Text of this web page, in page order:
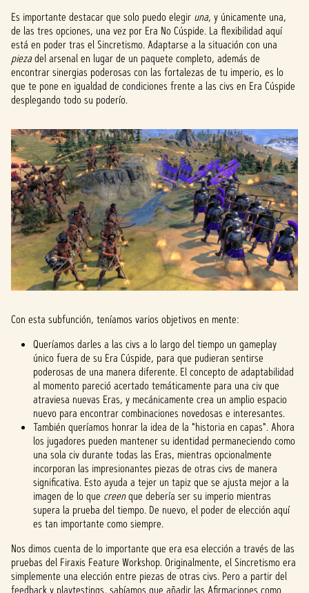
Es importante destacar que solo puedo elegir una, y únicamente una,
de las tres opciones, una vez por Era No Cúspide. La flexibilidad aquí
está en poder tras el Sincretismo. Adaptarse a la situación con una
piezadel arsenal en lugar de un paquete completo, además de
encontrar sinergias poderosas con las fortalezas de tu imperio, es lo
que te pone en igualdad de condiciones frente a las civs en Era Cúspide
desplegando todo su poderío.
Con esta subfunción, teníamos varios objetivos en mente:
Queríamos darles a las civs a lo largo del tiempo un gameplay
único fuera de su Era Cúspide, para que pudieran sentirse
poderosas de una manera diferente. El concepto de adaptabilidad
al momento pareció acertado temáticamente para una civ que
atraviesa nuevas Eras, y mecánicamente crea un amplio espacio
nuevo para encontrar combinaciones novedosas e interesantes.
También queríamos honrar la idea de la "historia en capas". Ahora
los jugadores pueden mantener su identidad permaneciendo como
una sola civ durante todas las Eras, mientras opcionalmente
incorporan las impresionantes piezas de otras civs de manera
significativa. Esto ayuda a tejer un tapiz que se ajusta mejor a la
imagen de lo que creenque debería ser su imperio mientras
supera la prueba del tiempo. De nuevo, el poder de elección aquí
es tan importante como siempre.
Nos dimos cuenta de lo importante que era esa elección a través de las
pruebas del Firaxis Feature Workshop. Originalmente, el Sincretismo era
simplemente una elección entre piezas de otras civs. Pero a partir del
feedback y playtestings, sabíamos que añadir las Afirmaciones como